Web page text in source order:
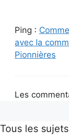
Ping :
avec la
Pionnières
Les
Tous les sujets